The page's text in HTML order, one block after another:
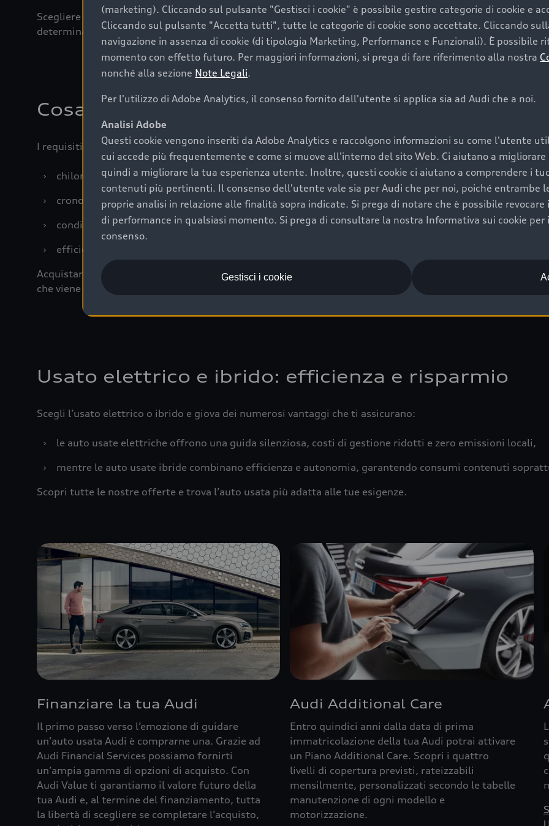
Scegliere un’auto usata è una decisione che coniuga convenienza, affidabilità e sostenibilità. Per fare un
determinanti come la garanzia inclusa e l’affidabilità del marchio. Audi offre l’auto usata perfetta tramite
Cosa sapere prima di acquistare la tua prossima
I requisiti fondamentali da considerare prima di acquistare un’auto usata, oltre al prezzo e all'aspetto,
›
chilometraggio: un valore contenuto corrisponde a uno stato migliore del veicolo e a una maggiore
›
cronologia dei tagliandi: una documentazione completa della vettura certifica una manutenzione
›
condizioni della carrozzeria e degli interni: una buona conservazione evidenzia cura e attenzione del
›
efficienza meccanica: motore, trasmissione e componenti principali in ottimo stato garantiscono
Acquistare un’auto usata in una Concessionaria ufficiale Audi che offre l’usato garantito tramite Audi
che viene sottoposto a 110 controlli approfonditi e coperto da garanzia fino a 4 anni per una maggiore
Usato elettrico e ibrido: efficienza e risparmio
Scegli l’usato elettrico o ibrido e giova dei numerosi vantaggi che ti assicurano:
›
le auto usate elettriche offrono una guida silenziosa, costi di gestione ridotti e zero emissioni locali,
›
mentre le auto usate ibride combinano efficienza e autonomia, garantendo consumi contenuti
Scopri tutte le nostre offerte e trova l’auto usata più adatta alle tue esigenze.
Finanziare la tua Audi
Il primo passo verso l’emozione di guidare
un’auto usata Audi è comprarne una. Grazie ad
Audi Financial Services possiamo fornirti
un’ampia gamma di opzioni di acquisto. Con
Audi Value ti garantiamo il valore futuro della
tua Audi e, al termine del finanziamento, tutta
la libertà di scegliere se completare l’acquisto,
Audi Additional Care
Entro quindici anni dalla data di prima
immatricolazione della tua Audi potrai attivare
un Piano Additional Care. Scopri i quattro
livelli di copertura previsti, rateizzabili
mensilmente, personalizzati secondo le tabelle
manutenzione di ogni modello e
motorizzazione.
(marketing). Cliccando sul pulsante "Gestisci i cookie" è possibile gestire categorie di cookie e
Cliccando sul pulsante "Accetta tutti", tutte le categorie di cookie sono accettate. Cliccando
navigazione in assenza di cookie (di tipologia Marketing, Performance e Funzionali). È possibile
momento con effetto futuro. Per maggiori informazioni, si prega di fare riferimento alla nostra
nonché alla sezione Note Legali.
Per l'utilizzo di Adobe Analytics, il consenso fornito dall'utente si applica sia ad Audi che a noi.
Analisi Adobe
Questi cookie vengono inseriti da Adobe Analytics e raccolgono informazioni su come l'utente
cui accede più frequentemente e come si muove all'interno del sito Web. Ci aiutano a
quindi a migliorare la tua esperienza utente. Inoltre, questi cookie ci aiutano a comprendere i
contenuti più pertinenti. Il consenso dell'utente vale sia per Audi che per noi, poiché entrambe
proprie analisi in relazione alle finalità sopra indicate. Si prega di notare che è possibile
di performance in qualsiasi momento. Si prega di consultare la nostra Informativa sui cookie per
consenso.
Gestisci i cookie